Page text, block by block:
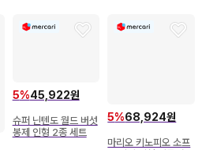
5%45,922원
슈퍼 닌텐도 월드 버섯
봉제 인형 2종 세트
5%68,924원
마리오 키노피오 소프